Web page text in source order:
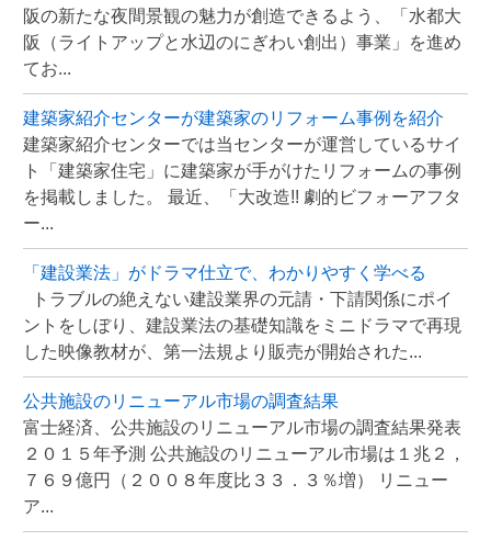
阪の新たな夜間景観の魅力が創造できるよう、「水都大
阪（ライトアップと水辺のにぎわい創出）事業」を進め
てお...
建築家紹介センターが建築家のリフォーム事例を紹介
建築家紹介センターでは当センターが運営しているサイ
ト「建築家住宅」に建築家が手がけたリフォームの事例
を掲載しました。 最近、「大改造!! 劇的ビフォーアフタ
ー...
「建設業法」がドラマ仕立で、わかりやすく学べる
トラブルの絶えない建設業界の元請・下請関係にポイ
ントをしぼり、建設業法の基礎知識をミニドラマで再現
した映像教材が、第一法規より販売が開始された...
公共施設のリニューアル市場の調査結果
富士経済、公共施設のリニューアル市場の調査結果発表
２０１５年予測 公共施設のリニューアル市場は１兆２，
７６９億円（２００８年度比３３．３％増） リニュー
ア...